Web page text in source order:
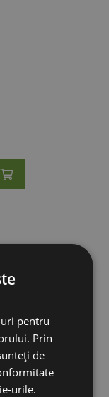
de
de vită, porc,
pentru
Prin
de
urile.